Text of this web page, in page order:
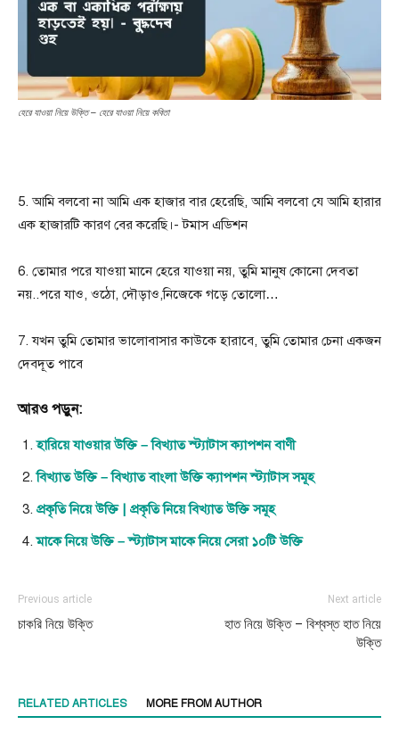
হেরে যাওয়া নিয়ে উক্তি – হেরে যাওয়া নিয়ে কবিতা
5. আমি বলবো না আমি এক হাজার বার হেরেছি, আমি বলবো যে আমি হারার
এক হাজারটি কারণ বের করেছি।- টমাস এডিশন
6. তোমার পরে যাওয়া মানে হেরে যাওয়া নয়, তুমি মানুষ কোনো দেবতা
নয়..পরে যাও, ওঠো, দৌড়াও,নিজেকে গড়ে তোলো…
7. যখন তুমি তোমার ভালোবাসার কাউকে হারাবে, তুমি তোমার চেনা একজন
দেবদূত পাবে
আরও পড়ুন:
হারিয়ে যাওয়ার উক্তি – বিখ্যাত স্ট্যাটাস ক্যাপশন বাণী
বিখ্যাত উক্তি – বিখ্যাত বাংলা উক্তি ক্যাপশন স্ট্যাটাস সমূহ
প্রকৃতি নিয়ে উক্তি | প্রকৃতি নিয়ে বিখ্যাত উক্তি সমূহ
মাকে নিয়ে উক্তি – স্ট্যাটাস মাকে নিয়ে সেরা ১০টি উক্তি
Previous article
চাকরি নিয়ে উক্তি
Next article
হাত নিয়ে উক্তি – বিশ্বস্ত হাত নিয়ে
উক্তি
RELATED ARTICLES MORE FROM AUTHOR